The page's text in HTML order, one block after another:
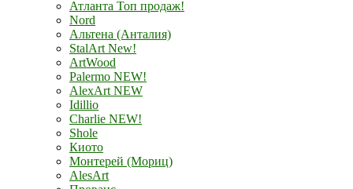
Атланта Топ продаж!
Nord
Альтена (Анталия)
StalArt New!
ArtWood
Palermo NEW!
AlexArt NEW
Idillio
Charlie NEW!
Shole
Киото
Монтерей (Мориц)
AlesArt